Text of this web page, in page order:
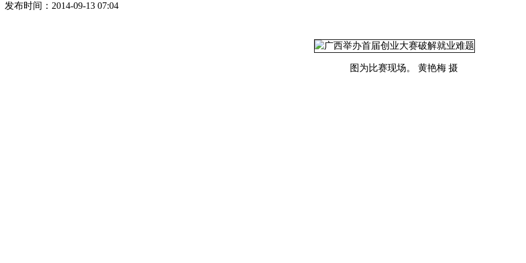
发布时间：2014-09-13 07:04
图为比赛现场。 黄艳梅 摄